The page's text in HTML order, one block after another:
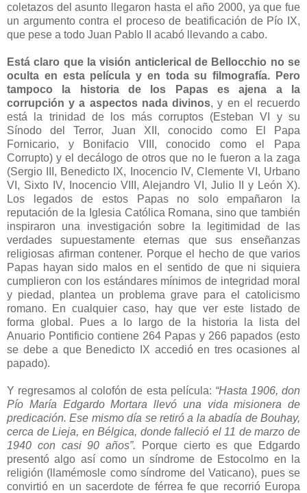
coletazos del asunto llegaron hasta el año 2000, ya que fue
un argumento contra el proceso de beatificación de Pío IX,
que pese a todo Juan Pablo II acabó llevando a cabo.
Está claro que la visión anticlerical de Bellocchio no se
oculta en esta película y en toda su filmografía. Pero
tampoco la historia de los Papas es ajena a la
corrupción y a aspectos nada divinos, y en el recuerdo
está la trinidad de los más corruptos (Esteban VI y su
Sínodo del Terror, Juan XII, conocido como El Papa
Fornicario, y Bonifacio VIII, conocido como el Papa
Corrupto) y el decálogo de otros que no le fueron a la zaga
(Sergio III, Benedicto IX, Inocencio IV, Clemente VI, Urbano
VI, Sixto IV, Inocencio VIII, Alejandro VI, Julio II y León X).
Los legados de estos Papas no solo empañaron la
reputación de la Iglesia Católica Romana, sino que también
inspiraron una investigación sobre la legitimidad de las
verdades supuestamente eternas que sus enseñanzas
religiosas afirman contener. Porque el hecho de que varios
Papas hayan sido malos en el sentido de que ni siquiera
cumplieron con los estándares mínimos de integridad moral
y piedad, plantea un problema grave para el catolicismo
romano. En cualquier caso, hay que ver este listado de
forma global. Pues a lo largo de la historia la lista del
Anuario Pontificio contiene 264 Papas y 266 papados (esto
se debe a que Benedicto IX accedió en tres ocasiones al
papado).
Y regresamos al colofón de esta película: “Hasta 1906, don
Pío María Edgardo Mortara llevó una vida misionera de
predicación. Ese mismo día se retiró a la abadía de Bouhay,
cerca de Lieja, en Bélgica, donde falleció el 11 de marzo de
1940 con casi 90 años”.
Porque cierto es que Edgardo
presentó algo así como un síndrome de Estocolmo en la
religión (llamémosle como síndrome del Vaticano), pues se
convirtió en un sacerdote de férrea fe que recorrió Europa